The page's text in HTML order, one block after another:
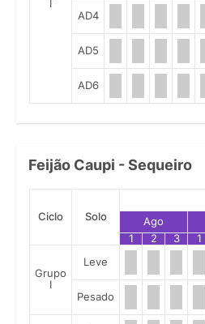
I
AD4
AD5
AD6
Feijão Caupi - Sequeiro
Ciclo Solo
Ago
1
2 3 1
Grupo
I
Leve
Pesado